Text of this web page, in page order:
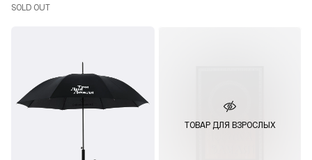
SOLD OUT
ТОВАР ДЛЯ ВЗРОСЛЫХ